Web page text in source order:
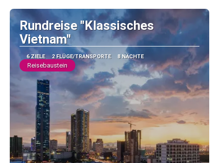
Sehen
Rundreise "Klassisches
Vietnam"
6 ZIELE 2 FLÜGE/TRANSPORTE 8 NÄCHTE
Reisebaustein